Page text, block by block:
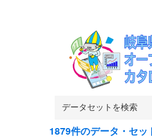
1879件のデータ・セ